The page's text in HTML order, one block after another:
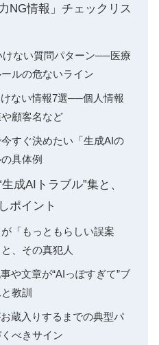
NG情報」チェックリス
ない質問パターン──医療
ルの危ないライン
ない情報7選──個人情報
顧客名など
すぐ決めたい「生成AIの
具体例
成AIトラブル”集と、
ポイント
「もっともらしい誤案
、その真犯人
や文章が“AIっぽすぎて”ブ
教訓
蔵入りするまでの典型パ
べきサイン